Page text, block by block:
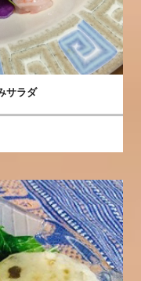
サラダ